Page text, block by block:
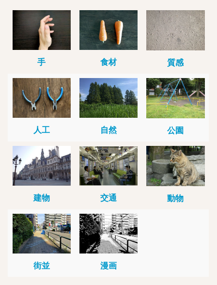
手 食材 質感
人工 自然 公園
建物 交通 動物
街並 漫画